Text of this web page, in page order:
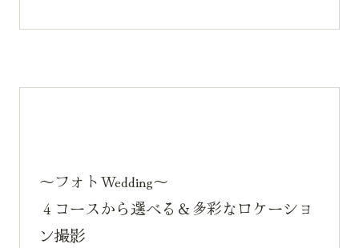
～フォトWedding～
４コースから選べる＆多彩なロケーショ
ン撮影